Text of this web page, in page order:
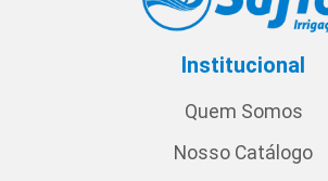
Institucional
Quem Somos
Nosso Catálogo